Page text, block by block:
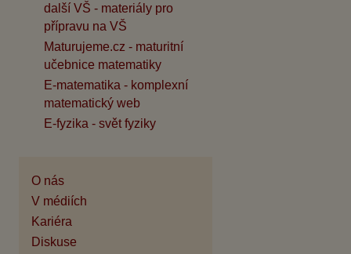
další VŠ - materiály pro
přípravu na VŠ
Maturujeme.cz - maturitní
učebnice matematiky
E-matematika - komplexní
matematický web
E-fyzika - svět fyziky
O nás
V médiích
Kariéra
Diskuse